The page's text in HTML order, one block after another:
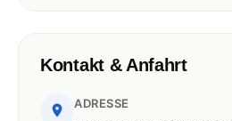
Kontakt & Anfahrt
ADRESSE